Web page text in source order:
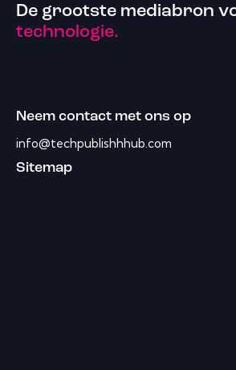
De grootste mediabron
technologie.
Neem contact met ons op
info@techpublishhhub.com
Sitemap